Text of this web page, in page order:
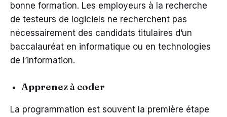
bonne formation. Les employeurs à la recherche
de testeurs de logiciels ne recherchent pas
nécessairement des candidats titulaires d’un
baccalauréat en informatique ou en technologies
de l’information.
Apprenez à coder
La programmation est souvent la première étape